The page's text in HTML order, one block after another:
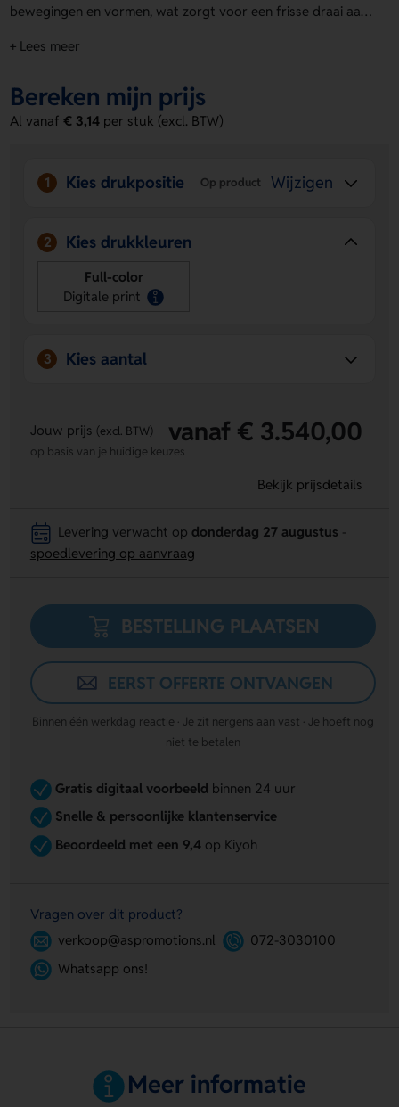
bewegingen en vormen, wat zorgt voor een frisse draai aan
op te lossen en een bijzonder effectief 3D-medium dat
blokjes van de Rubiks Cubekunnen voorzien worden van
een eigen ontwerp. Rubik's® is beschermd door
auteursrecht, handelsmerk en 3D-handelsmerk.
+ Lees meer
Bereken mijn prijs
Al vanaf€ 3,14 per stuk (excl. BTW)
1 Kies drukpositie Op product Wijzigen
2 Kies drukkleuren
Full-color
Digitale print
3 Kies aantal
Jouw prijs (excl. BTW) vanaf € 3.540,00
op basis van je huidige keuzes
Bekijk prijsdetails
Levering verwacht op donderdag 27 augustus
spoedlevering op aanvraag
BESTELLING PLAATSEN
EERST OFFERTE ONTVANGEN
Binnen één werkdag reactie · Je zit nergens aan vast · Je hoeft nog
niet te betalen
Gratis digitaal voorbeeldbinnen 24 uur
Snelle & persoonlijke klantenservice
Beoordeeld met een 9,4op Kiyoh
Vragen over dit product?
verkoop@aspromotions.nl
072-3030100
Whatsapp ons!
Meer informatie